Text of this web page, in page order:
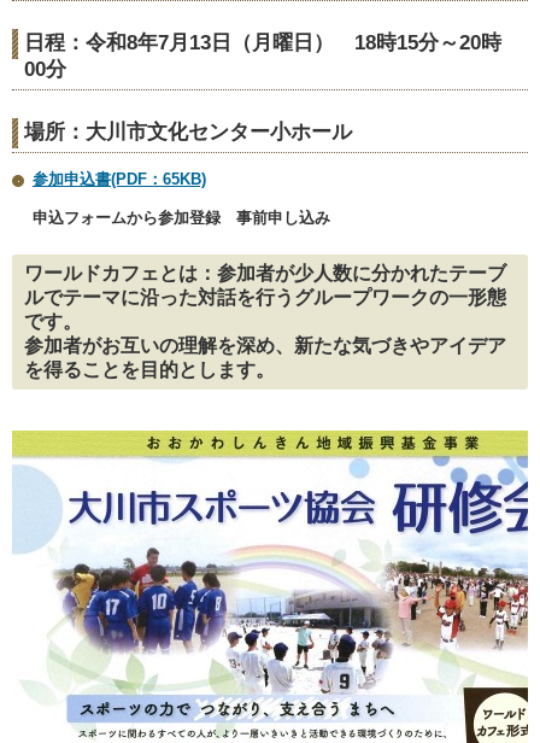
日程：令和8年7月13日（月曜日） 18時15分～20時
00分
場所：大川市文化センター小ホール
参加申込書(PDF：65KB)
申込フォームから参加登録 事前申し込み
ワールドカフェとは：参加者が少人数に分かれたテーブ
ルでテーマに沿った対話を行うグループワークの一形態
です。
参加者がお互いの理解を深め、新たな気づきやアイデア
を得ることを目的とします。